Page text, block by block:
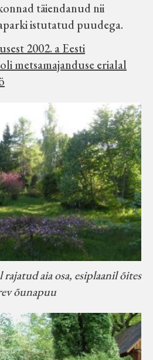
saanud tänu Sillaotsa
Seltsingu, Kohaliku
ja Märjamaa
abile.
täiendanud nii
istutatud puudega.
2002. a Eesti
metsamajanduse erialal
aia osa, esiplaanil õites
õunapuu